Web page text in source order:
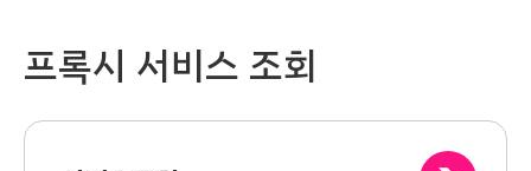
프록시 서비스 조회